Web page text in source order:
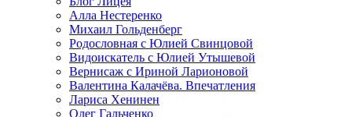
Алла Нестеренко
Михаил Гольденберг
Родословная с Юлией Свинцовой
Видоискатель с Юлией Утышевой
Вернисаж с Ириной Ларионовой
Валентина Калачёва. Впечатления
Лариса Хенинен
Олег Гальченко